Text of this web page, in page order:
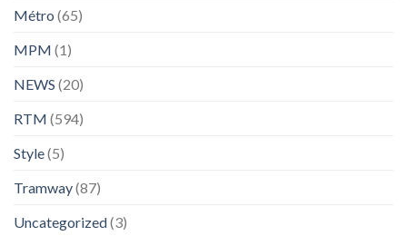
Métro (65)
MPM (1)
NEWS (20)
RTM (594)
Style(5)
Tramway(87)
Uncategorized(3)